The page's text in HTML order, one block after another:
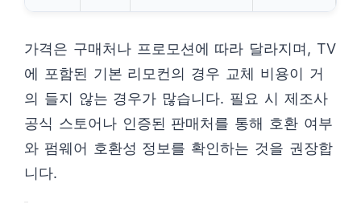
가격은 구매처나 프로모션에 따라 달라지며, TV
에 포함된 기본 리모컨의 경우 교체 비용이 거
의 들지 않는 경우가 많습니다. 필요 시 제조사
공식 스토어나 인증된 판매처를 통해 호환 여부
와 펌웨어 호환성 정보를 확인하는 것을 권장합
니다.